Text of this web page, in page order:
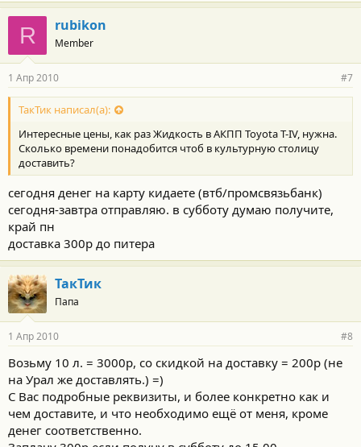
R rubikon
Member
1 Апр 2010 #7
ТакТик написал(а):
Интересные цены, как раз Жидкость в АКПП Toyota T-IV, нужна.
Сколько времени понадобится чтоб в культурную столицу
доставить?
сегодня денег на карту кидаете (втб/промсвязьбанк)
сегодня-завтра отправляю. в субботу думаю получите,
край пн
доставка 300р до питера
ТакТик
Папа
1 Апр 2010 #8
Возьму 10 л. = 3000р, со скидкой на доставку = 200р (не
на Урал же доставлять.) =)
С Вас подробные реквизиты, и более конкретно как и
чем доставите, и что необходимо ещё от меня, кроме
денег соответственно.